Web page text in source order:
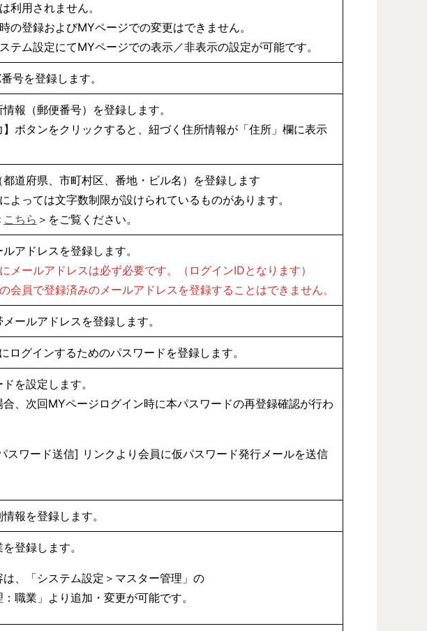
利用されません。
の登録およびMYページでの変更はできません。
テム設定にてMYページでの表示／非表示の設定が可能です。
号を登録します。
報（郵便番号）を登録します。
】ボタンをクリックすると、紐づく住所情報が「住所」欄に表示
道府県、市町村区、番地・ビル名）を登録します
よっては文字数制限が設けられているものがあります。
こちら ＞をご覧ください。
アドレスを登録します。
メールアドレスは必ず必要です。（ログインIDとなります）
会員で登録済みのメールアドレスを登録することはできません。
ールアドレスを登録します。
ログインするためのパスワードを登録します。
を設定します。
合、次回MYページログイン時に本パスワードの再登録確認が行わ
スワード送信] リンクより会員に仮パスワード発行メールを送信
報を登録します。
登録します。
は、「システム設定＞マスター管理」の
：職業」より追加・変更が可能です。